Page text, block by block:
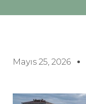
Mayıs 25, 2026